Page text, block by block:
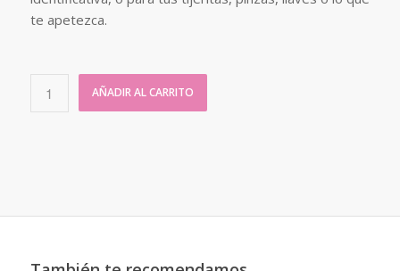
te apetezca.
AÑADIR AL CARRITO